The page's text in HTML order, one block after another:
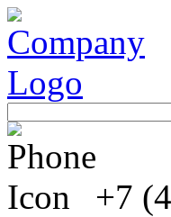
+7